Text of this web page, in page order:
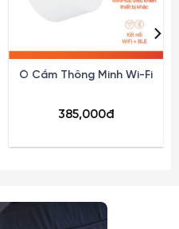
Ổ Cắm Thông Minh Wi-Fi
385,000đ